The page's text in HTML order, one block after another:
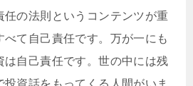
任の法則というコンテンツが重
て自己責任です。万が一にも
は自己責任です。世の中には残
資話をもってくる人間がいま